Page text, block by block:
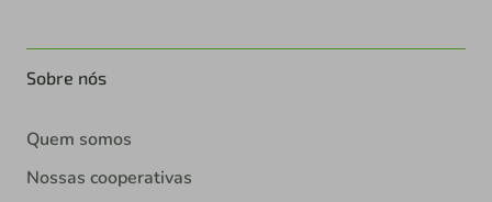
Sobre nós
Quem somos
Nossas cooperativas